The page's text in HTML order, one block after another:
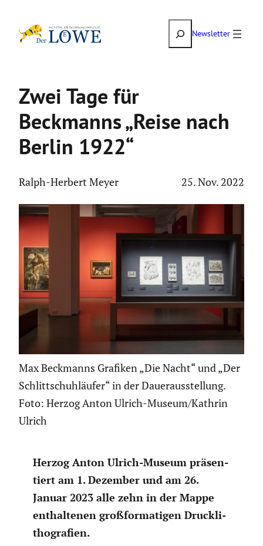
Inhalt
SuchenNewsletter
Zwei Tage für
Beckmanns „Reise nach
Berlin 1922“
Ralph-Herbert Meyer 25. Nov. 2022
Max Beckmanns Grafiken „Die Nacht“ und „Der
Schlittschuhläufer“ in der Dauerausstellung.
Foto: Herzog Anton Ulrich-Museum/Kathrin
Ulrich
Herzog Anton Ulrich-Museum präsen­
tiert am 1. Dezember und am 26.
Januar 2023 alle zehn in der Mappe
enthal­tenen großfor­ma­tigen Druck­li­
tho­gra­fien.